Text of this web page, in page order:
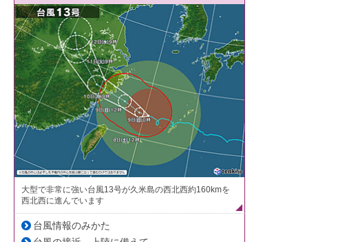
大型で非常に強い台風13号が久米島の西北西約160kmを
西北西に進んでいます
台風情報のみかた